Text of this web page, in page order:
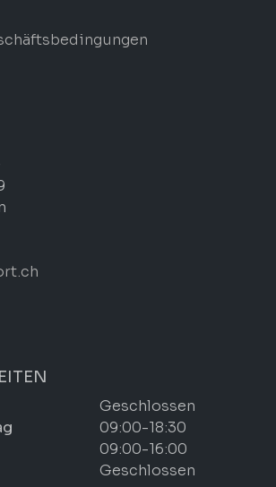
Geschlossen
09:00-18:30
09:00-16:00
Geschlossen